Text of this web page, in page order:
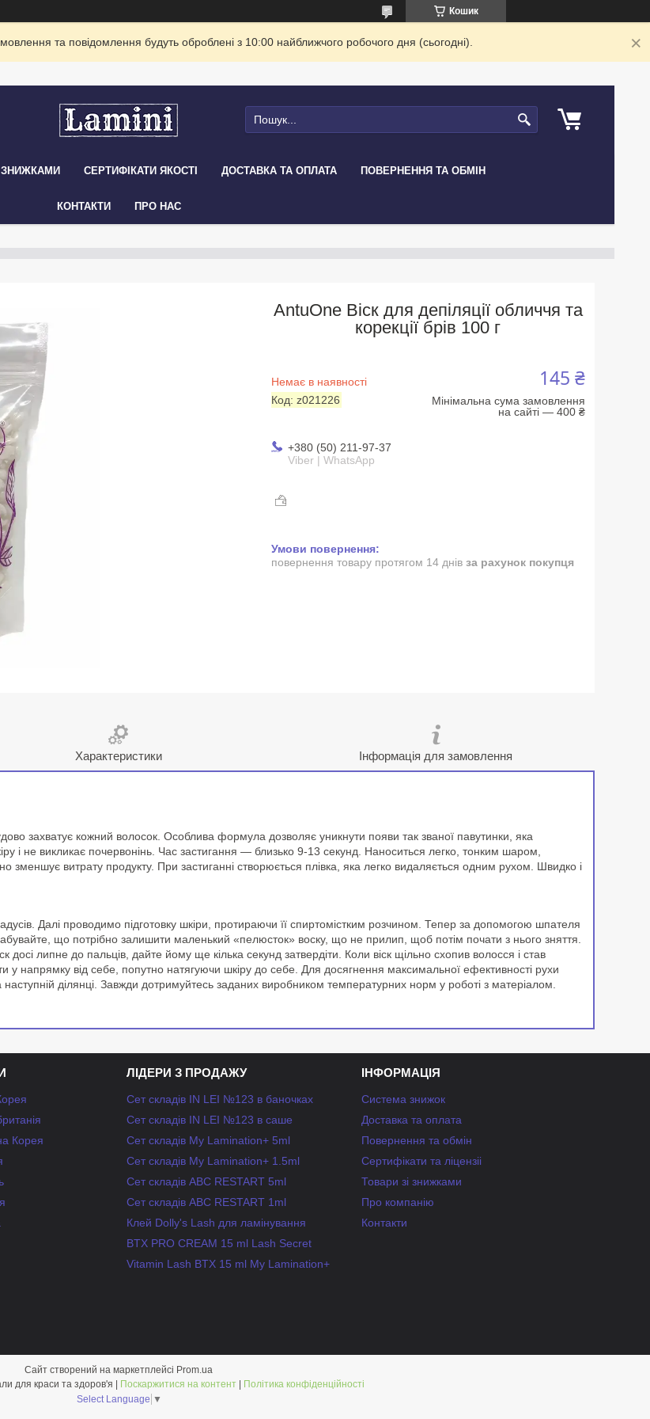
Кошик
та повідомлення будуть оброблені з 10:00 найближчого робочого дня (сьогодні).
ЗНИЖКАМИ СЕРТИФІКАТИ ЯКОСТІ ДОСТАВКА ТА ОПЛАТА ПОВЕРНЕННЯ ТА ОБМІН
КОНТАКТИ ПРО НАС
AntuOne Віск для депіляції обличчя та
корекції брів 100 г
Немає в наявності
Код: z021226
145 ₴
Мінімальна сума замовлення
на сайті — 400 ₴
+380 (50) 211-97-37
Viber | WhatsApp
повернення товару протягом 14 днів за рахунок покупця
Характеристики Інформація для замовлення
захватує кожний волосок. Особлива формула дозволяє уникнути появи так званої павутинки, яка
і не викликає почервонінь. Час застигання — близько 9-13 секунд. Наноситься легко, тонким шаром,
витрату продукту. При застиганні створюється плівка, яка легко видаляється одним рухом. Швидко і
Далі проводимо підготовку шкіри, протираючи її спиртомістким розчином. Тепер за допомогою шпателя
що потрібно залишити маленький «пелюсток» воску, що не прилип, щоб потім почати з нього зняття.
липне до пальців, дайте йому ще кілька секунд затвердіти. Коли віск щільно схопив волосся і став
напрямку від себе, попутно натягуючи шкіру до себе. Для досягнення максимальної ефективності рухи
ділянці. Завжди дотримуйтесь заданих виробником температурних норм у роботі з матеріалом.
Корея
ЛІДЕРИ З ПРОДАЖУ
Сет складів IN LEI №123 в баночках
Сет складів IN LEI №123 в саше
Сет складів My Lamination+ 5ml
Сет складів My Lamination+ 1.5ml
Сет складів ABC RESTART 5ml
Сет складів ABC RESTART 1ml
Клей Dolly's Lash для ламінування
BTX PRO CREAM 15 ml Lash Secret
Vitamin Lash BTX 15 ml My Lamination+
ІНФОРМАЦІЯ
Система знижок
Доставка та оплата
Повернення та обмін
Сертифікати та ліцензіі
Товари зі знижками
Про компанію
Контакти
Сайт створений на маркетплейсі Prom.ua
Поскаржитися на контент
Політика конфіденційності
Select Language ▼